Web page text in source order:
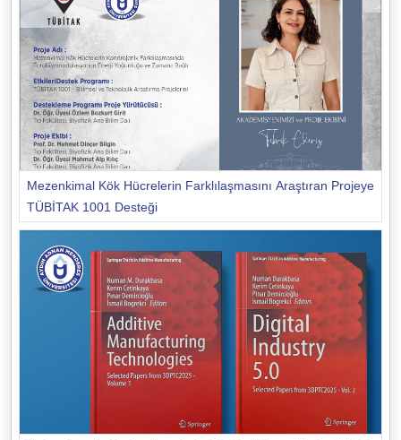
Mezenkimal Kök Hücrelerin Farklılaşmasını Araştıran Projeye
TÜBİTAK 1001 Desteği